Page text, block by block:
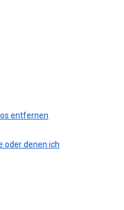
entfernen
oder denen ich